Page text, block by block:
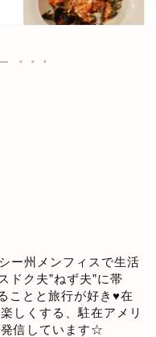
ー州メンフィスで生活
ドク夫”ねず夫”に帯
ことと旅行が好き♥在
しくする、駐在アメリ
信しています☆